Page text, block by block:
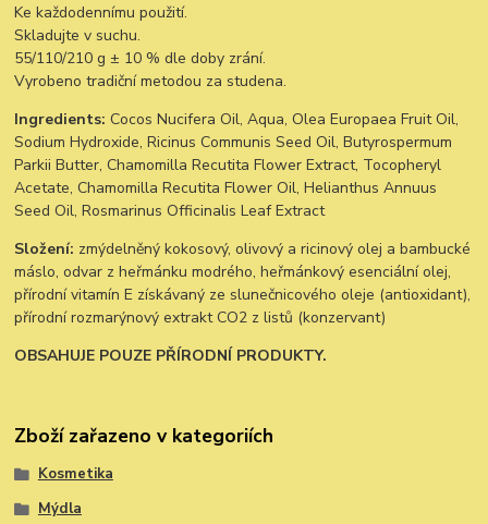
Ke každodennímu použití.
Skladujte v suchu.
55/110/210 g ± 10 % dle doby zrání.
Vyrobeno tradiční metodou za studena.
Ingredients: Cocos Nucifera Oil, Aqua, Olea Europaea Fruit Oil,
Sodium Hydroxide, Ricinus Communis Seed Oil, Butyrospermum
Parkii Butter, Chamomilla Recutita Flower Extract, Tocopheryl
Acetate, Chamomilla Recutita Flower Oil, Helianthus Annuus
Seed Oil, Rosmarinus Officinalis Leaf Extract
Složení: zmýdelněný kokosový, olivový a ricinový olej a bambucké
máslo, odvar z heřmánku modrého, heřmánkový esenciální olej,
přírodní vitamín E získávaný ze slunečnicového oleje (antioxidant),
přírodní rozmarýnový extrakt CO2 z listů (konzervant)
OBSAHUJE POUZE PŘÍRODNÍ PRODUKTY.
Zboží zařazeno v kategoriích
Kosmetika
Mýdla